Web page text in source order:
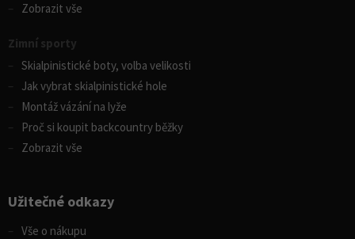
Zobrazit vše
Zimní sporty
Skialpinistické boty, volba velikosti
Jak vybrat skialpinistické hole
Montáž vázání na lyže
Proč si koupit backcountry běžky
Zobrazit vše
Užitečné odkazy
Vše o nákupu